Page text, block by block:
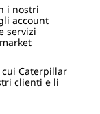
i nostri
account
servizi
Caterpillar
clienti e li